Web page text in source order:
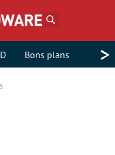
Bons plans >